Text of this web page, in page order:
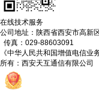
在线技术服务
公司地址：陕西省西安市高新
传真：029-88603091
《中华人民共和国增值电信业
所有：西安天互通信有限公